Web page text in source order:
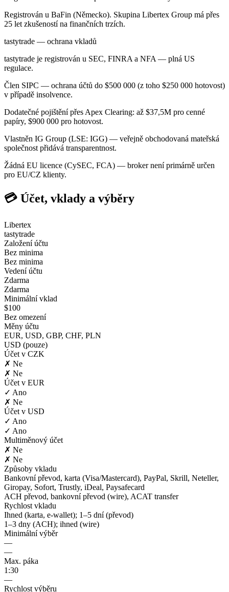
Registrován u BaFin (Německo). Skupina Libertex Group má přes
25 let zkušeností na finančních trzích.
tastytrade — ochrana vkladů
tastytrade je registrován u SEC, FINRA a NFA — plná US
regulace.
Člen SIPC — ochrana účtů do $500 000 (z toho $250 000 hotovost)
v případě insolvence.
Dodatečné pojištění přes Apex Clearing: až $37,5M pro cenné
papíry, $900 000 pro hotovost.
Vlastněn IG Group (LSE: IGG) — veřejně obchodovaná mateřská
společnost přidává transparentnost.
Žádná EU licence (CySEC, FCA) — broker není primárně určen
pro EU/CZ klienty.
💳 Účet, vklady a výběry
Libertex
tastytrade
Založení účtu
Bez minima
Bez minima
Vedení účtu
Zdarma
Zdarma
Minimální vklad
$100
Bez omezení
Měny účtu
EUR, USD, GBP, CHF, PLN
USD (pouze)
Účet v CZK
✗ Ne
✗ Ne
Účet v EUR
✓ Ano
✗ Ne
Účet v USD
✓ Ano
✓ Ano
Multiměnový účet
✗ Ne
✗ Ne
Způsoby vkladu
Bankovní převod, karta (Visa/Mastercard), PayPal, Skrill, Neteller,
Giropay, Sofort, Trustly, iDeal, Paysafecard
ACH převod, bankovní převod (wire), ACAT transfer
Rychlost vkladu
Ihned (karta, e-wallet); 1–5 dní (převod)
1–3 dny (ACH); ihned (wire)
Minimální výběr
—
—
Max. páka
1:30
—
Rychlost výběru